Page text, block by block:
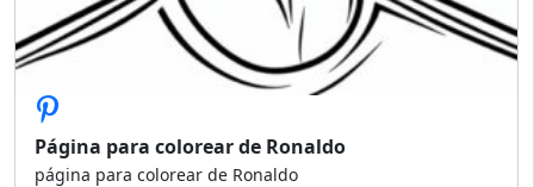
Página para colorear de Ronaldo
página para colorear de Ronaldo